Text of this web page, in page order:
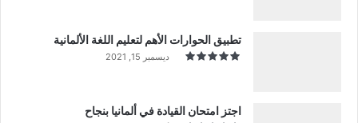
تطبيق الحوارات الأهم لتعليم اللغة الألمانية
ديسمبر 15, 2021
اجتز امتحان القيادة في ألمانيا بنجاح